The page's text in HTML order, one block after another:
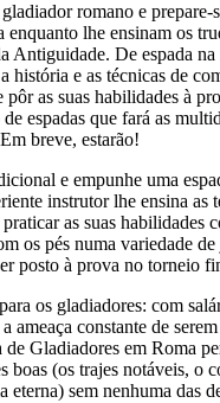
romano e prepare-
enquanto lhe ensinam os
Antiguidade. De espada
história e as técnicas de
pôr as suas habilidades à
espadas que fará as
Em breve, estarão!
e empunhe uma
instrutor lhe ensina as
as suas habilidades
os pés numa variedade
posto à prova no torneio
os gladiadores: com
ameaça constante de
de Gladiadores em Roma
boas (os trajes notáveis, o
eterna) sem nenhuma das